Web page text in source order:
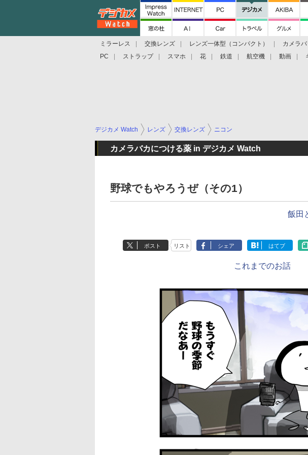
ミラーレス 交換レンズ レンズ一体型（コンパクト） カメラ
PC
ストラップ スマホ 花 鉄道 航空機 動画
デジカメ Watch レンズ 交換レンズ ニコン
カメラバカにつける薬 in デジカメ Watch
野球でもやろうぜ（その1）
飯田
ポスト リスト シェア はてブ
これまでのお話